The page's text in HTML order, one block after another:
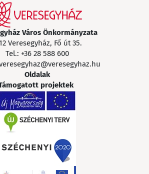
Város Önkormányzata
Veresegyház, Fő út 35.
Tel.: +36 28 588 600
Oldalak
projektek